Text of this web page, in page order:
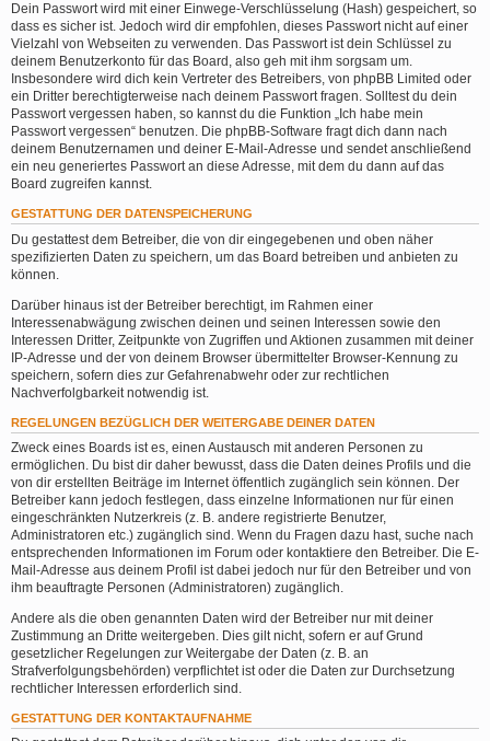
Dein Passwort wird mit einer Einwege-Verschlüsselung (Hash) gespeichert, so
dass es sicher ist. Jedoch wird dir empfohlen, dieses Passwort nicht auf einer
Vielzahl von Webseiten zu verwenden. Das Passwort ist dein Schlüssel zu
deinem Benutzerkonto für das Board, also geh mit ihm sorgsam um.
Insbesondere wird dich kein Vertreter des Betreibers, von phpBB Limited oder
ein Dritter berechtigterweise nach deinem Passwort fragen. Solltest du dein
Passwort vergessen haben, so kannst du die Funktion „Ich habe mein
Passwort vergessen“ benutzen. Die phpBB-Software fragt dich dann nach
deinem Benutzernamen und deiner E-Mail-Adresse und sendet anschließend
ein neu generiertes Passwort an diese Adresse, mit dem du dann auf das
Board zugreifen kannst.
GESTATTUNG DER DATENSPEICHERUNG
Du gestattest dem Betreiber, die von dir eingegebenen und oben näher
spezifizierten Daten zu speichern, um das Board betreiben und anbieten zu
können.
Darüber hinaus ist der Betreiber berechtigt, im Rahmen einer
Interessenabwägung zwischen deinen und seinen Interessen sowie den
Interessen Dritter, Zeitpunkte von Zugriffen und Aktionen zusammen mit deiner
IP-Adresse und der von deinem Browser übermittelter Browser-Kennung zu
speichern, sofern dies zur Gefahrenabwehr oder zur rechtlichen
Nachverfolgbarkeit notwendig ist.
REGELUNGEN BEZÜGLICH DER WEITERGABE DEINER DATEN
Zweck eines Boards ist es, einen Austausch mit anderen Personen zu
ermöglichen. Du bist dir daher bewusst, dass die Daten deines Profils und die
von dir erstellten Beiträge im Internet öffentlich zugänglich sein können. Der
Betreiber kann jedoch festlegen, dass einzelne Informationen nur für einen
eingeschränkten Nutzerkreis (z. B. andere registrierte Benutzer,
Administratoren etc.) zugänglich sind. Wenn du Fragen dazu hast, suche nach
entsprechenden Informationen im Forum oder kontaktiere den Betreiber. Die E-
Mail-Adresse aus deinem Profil ist dabei jedoch nur für den Betreiber und von
ihm beauftragte Personen (Administratoren) zugänglich.
Andere als die oben genannten Daten wird der Betreiber nur mit deiner
Zustimmung an Dritte weitergeben. Dies gilt nicht, sofern er auf Grund
gesetzlicher Regelungen zur Weitergabe der Daten (z. B. an
Strafverfolgungsbehörden) verpflichtet ist oder die Daten zur Durchsetzung
rechtlicher Interessen erforderlich sind.
GESTATTUNG DER KONTAKTAUFNAHME